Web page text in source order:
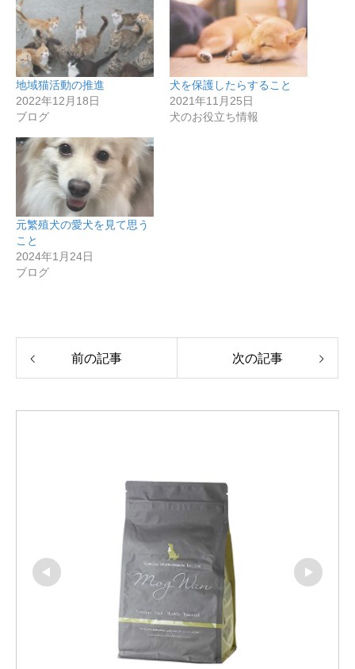
地域猫活動の推進
2022年12月18日
ブログ
犬を保護したらすること
2021年11月25日
犬のお役立ち情報
元繁殖犬の愛犬を見て思う
こと
2024年1月24日
ブログ
前の記事 次の記事